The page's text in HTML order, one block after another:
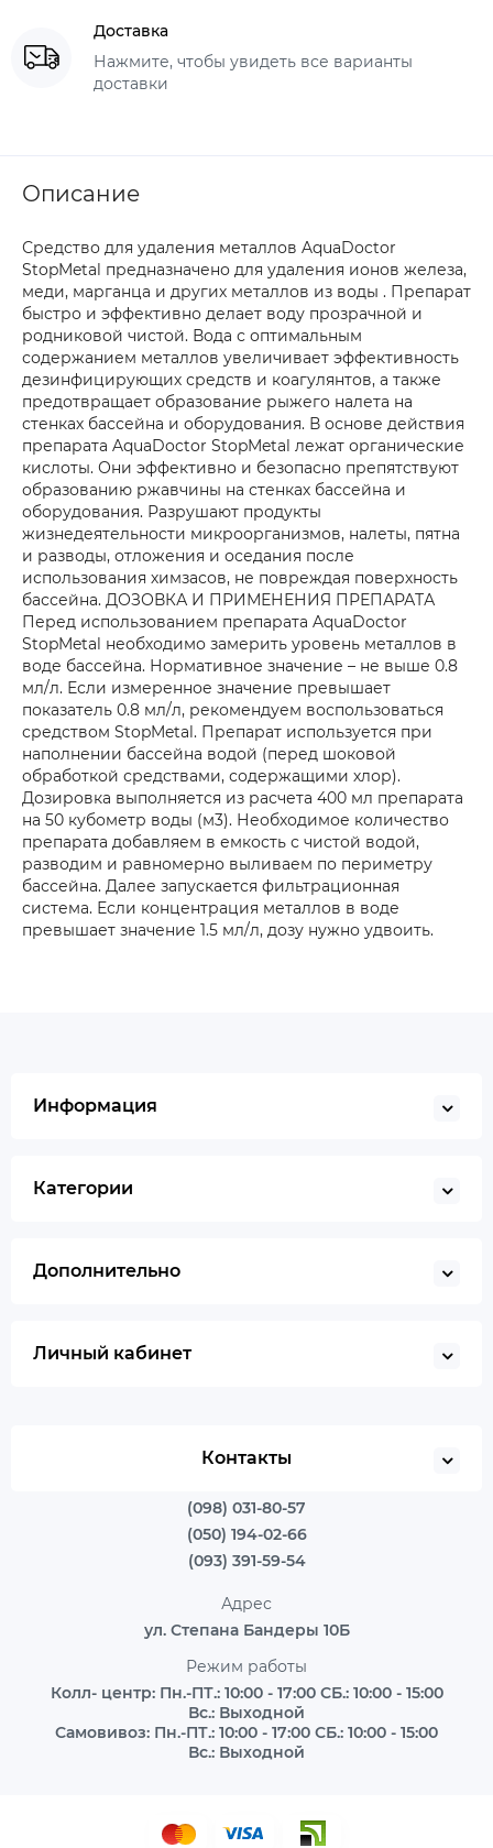
Доставка
Нажмите, чтобы увидеть все варианты
доставки
Описание
Средство для удаления металлов AquaDoctor
StopMetal предназначено для удаления ионов железа,
меди, марганца и других металлов из воды . Препарат
быстро и эффективно делает воду прозрачной и
родниковой чистой. Вода с оптимальным
содержанием металлов увеличивает эффективность
дезинфицирующих средств и коагулянтов, а также
предотвращает образование рыжего налета на
стенках бассейна и оборудования. В основе действия
препарата AquaDoctor StopMetal лежат органические
кислоты. Они эффективно и безопасно препятствуют
образованию ржавчины на стенках бассейна и
оборудования. Разрушают продукты
жизнедеятельности микроорганизмов, налеты, пятна
и разводы, отложения и оседания после
использования химзасов, не повреждая поверхность
бассейна. ДОЗОВКА И ПРИМЕНЕНИЯ ПРЕПАРАТА
Перед использованием препарата AquaDoctor
StopMetal необходимо замерить уровень металлов в
воде бассейна. Нормативное значение – не выше 0.8
мл/л. Если измеренное значение превышает
показатель 0.8 мл/л, рекомендуем воспользоваться
средством StopMetal. Препарат используется при
наполнении бассейна водой (перед шоковой
обработкой средствами, содержащими хлор).
Дозировка выполняется из расчета 400 мл препарата
на 50 кубометр воды (м3). Необходимое количество
препарата добавляем в емкость с чистой водой,
разводим и равномерно выливаем по периметру
бассейна. Далее запускается фильтрационная
система. Если концентрация металлов в воде
превышает значение 1.5 мл/л, дозу нужно удвоить.
Информация
Категории
Дополнительно
Личный кабинет
Контакты
(098) 031-80-57
(050) 194-02-66
(093) 391-59-54
Адрес
ул. Степана Бандеры 10Б
Режим работы
Колл- центр: Пн.-ПТ.: 10:00 - 17:00 СБ.: 10:00 - 15:00
Вс.: Выходной
Самовивоз: Пн.-ПТ.: 10:00 - 17:00 СБ.: 10:00 - 15:00
Вс.: Выходной